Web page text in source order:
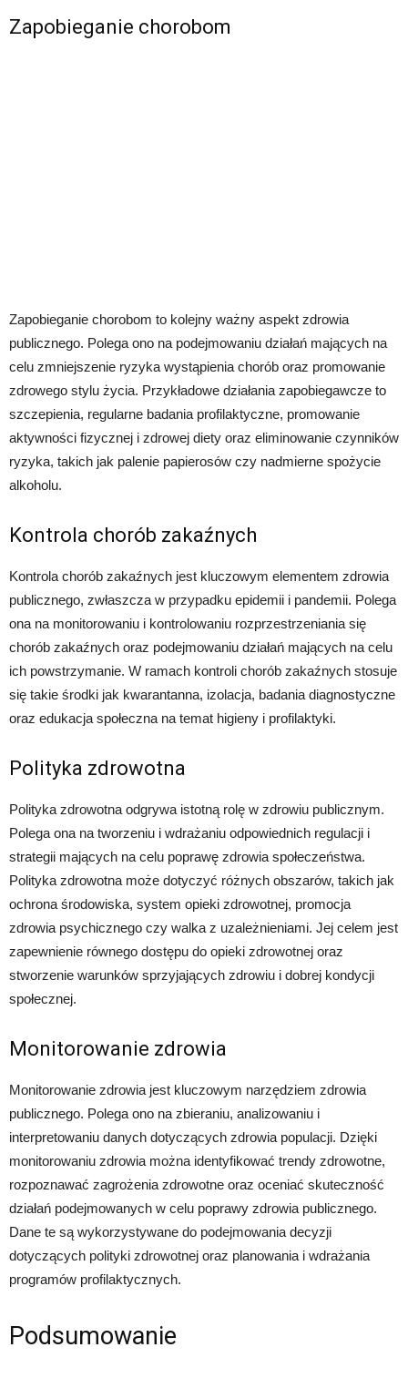
Zapobieganie chorobom
Zapobieganie chorobom to kolejny ważny aspekt zdrowia
publicznego. Polega ono na podejmowaniu działań mających na
celu zmniejszenie ryzyka wystąpienia chorób oraz promowanie
zdrowego stylu życia. Przykładowe działania zapobiegawcze to
szczepienia, regularne badania profilaktyczne, promowanie
aktywności fizycznej i zdrowej diety oraz eliminowanie czynników
ryzyka, takich jak palenie papierosów czy nadmierne spożycie
alkoholu.
Kontrola chorób zakaźnych
Kontrola chorób zakaźnych jest kluczowym elementem zdrowia
publicznego, zwłaszcza w przypadku epidemii i pandemii. Polega
ona na monitorowaniu i kontrolowaniu rozprzestrzeniania się
chorób zakaźnych oraz podejmowaniu działań mających na celu
ich powstrzymanie. W ramach kontroli chorób zakaźnych stosuje
się takie środki jak kwarantanna, izolacja, badania diagnostyczne
oraz edukacja społeczna na temat higieny i profilaktyki.
Polityka zdrowotna
Polityka zdrowotna odgrywa istotną rolę w zdrowiu publicznym.
Polega ona na tworzeniu i wdrażaniu odpowiednich regulacji i
strategii mających na celu poprawę zdrowia społeczeństwa.
Polityka zdrowotna może dotyczyć różnych obszarów, takich jak
ochrona środowiska, system opieki zdrowotnej, promocja
zdrowia psychicznego czy walka z uzależnieniami. Jej celem jest
zapewnienie równego dostępu do opieki zdrowotnej oraz
stworzenie warunków sprzyjających zdrowiu i dobrej kondycji
społecznej.
Monitorowanie zdrowia
Monitorowanie zdrowia jest kluczowym narzędziem zdrowia
publicznego. Polega ono na zbieraniu, analizowaniu i
interpretowaniu danych dotyczących zdrowia populacji. Dzięki
monitorowaniu zdrowia można identyfikować trendy zdrowotne,
rozpoznawać zagrożenia zdrowotne oraz oceniać skuteczność
działań podejmowanych w celu poprawy zdrowia publicznego.
Dane te są wykorzystywane do podejmowania decyzji
dotyczących polityki zdrowotnej oraz planowania i wdrażania
programów profilaktycznych.
Podsumowanie